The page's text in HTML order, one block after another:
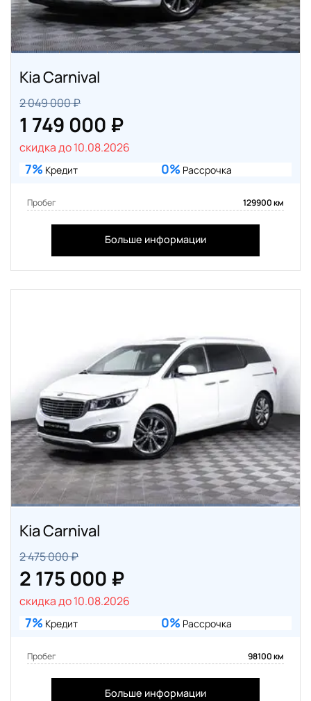
Kia Carnival
2 049 000 ₽
1 749 000 ₽
скидка до 10.08.2026
7% Кредит 0% Рассрочка
Пробег 129900 км
Больше информации
Kia Carnival
2 475 000 ₽
2 175 000 ₽
скидка до 10.08.2026
7% Кредит 0% Рассрочка
Пробег 98100 км
Больше информации